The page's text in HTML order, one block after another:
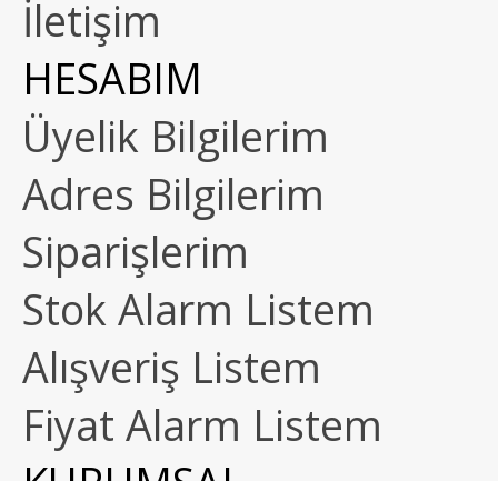
İletişim
HESABIM
Üyelik Bilgilerim
Adres Bilgilerim
Siparişlerim
Stok Alarm Listem
Alışveriş Listem
Fiyat Alarm Listem